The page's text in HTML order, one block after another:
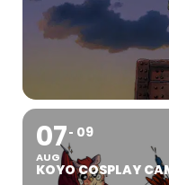
07
AUG
09
KOYO COSPLAY